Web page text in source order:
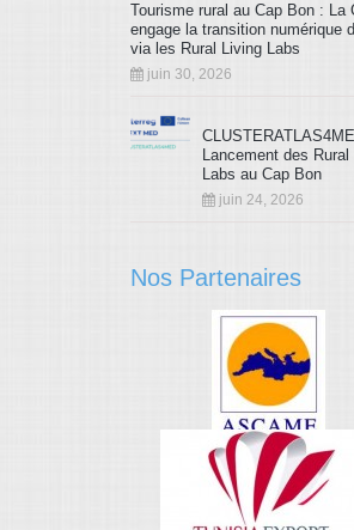
Tourisme rural au Cap Bon : La
engage la transition numérique
via les Rural Living Labs
juin 30, 2026
Lancement des Rural
Labs au Cap Bon
juin 24, 2026
Nos Partenaires